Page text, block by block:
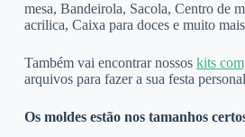
mesa, Bandeirola, Sacola, Centro de
acrilica, Caixa para doces e muito
Também vai encontrar nossos kits
arquivos para fazer a sua festa
Os moldes estão nos tamanhos